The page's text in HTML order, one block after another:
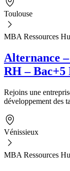
Toulouse
MBA Ressources
Alternance
RH – Bac+5
Rejoins une
développement des
Vénissieux
MBA Ressources